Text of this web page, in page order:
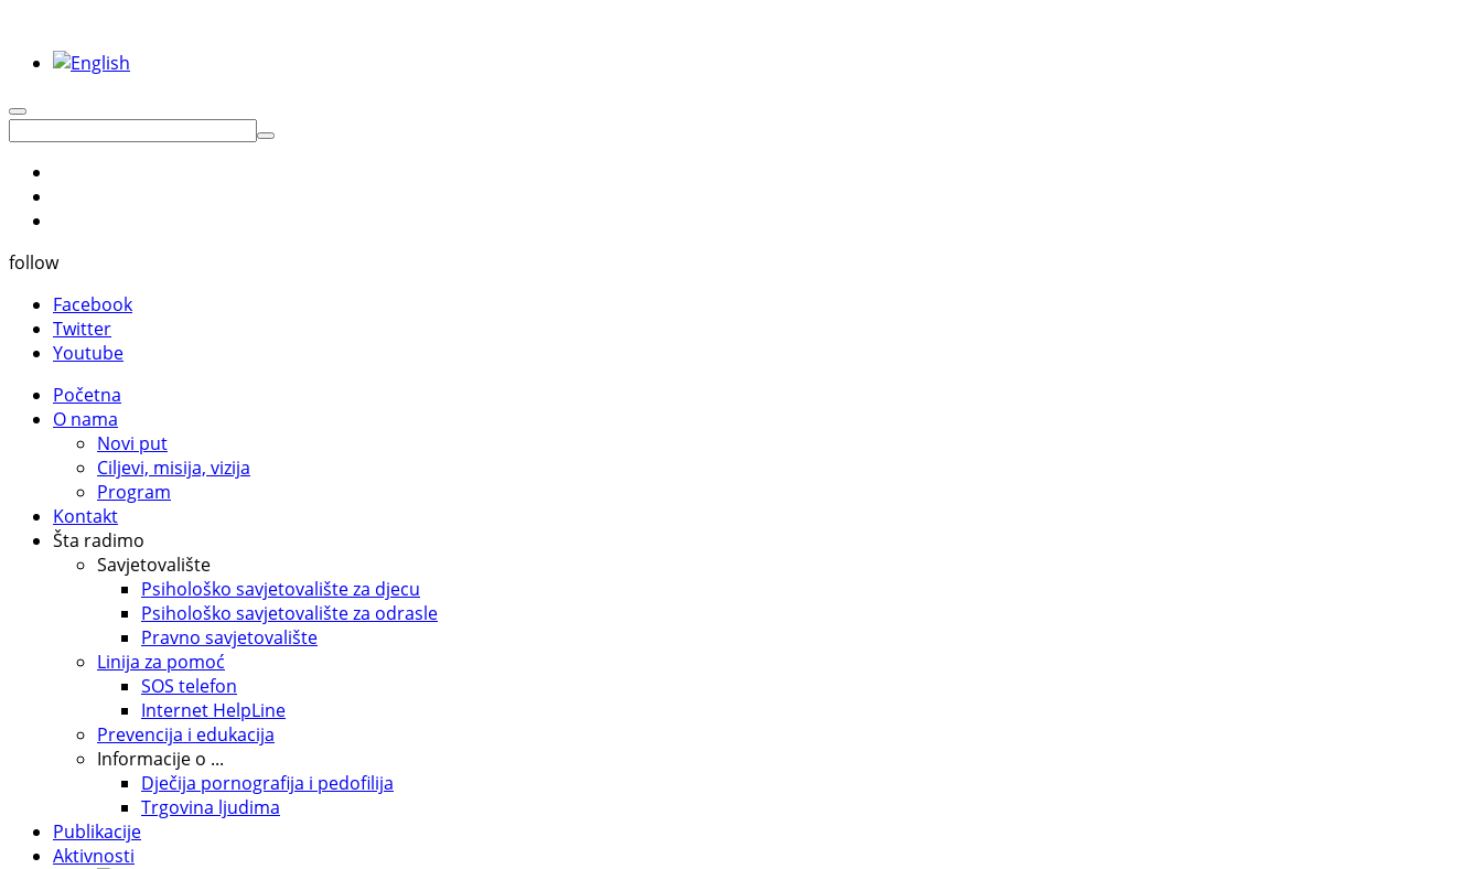
follow
Facebook
Twitter
Youtube
Početna
O nama
Novi put
Ciljevi, misija, vizija
Program
Kontakt
Šta radimo
Savjetovalište
Psihološko savjetovalište za djecu
Psihološko savjetovalište za odrasle
Pravno savjetovalište
Linija za pomoć
SOS telefon
Internet HelpLine
Prevencija i edukacija
Informacije o ...
Dječija pornografija i pedofilija
Trgovina ljudima
Publikacije
Aktivnosti